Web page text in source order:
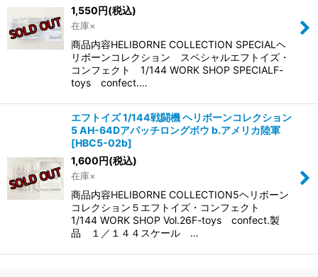
1,550円(税込)
在庫×
商品内容HELIBORNE COLLECTION SPECIALヘ
リボーンコレクション スペシャルエフトイズ・
コンフェクト 1/144 WORK SHOP SPECIALF-
toys confect.…
エフトイズ 1/144戦闘機 ヘリボーンコレクション
5 AH-64Dアパッチロングボウ b.アメリカ陸軍
[HBC5-02b]
1,600円(税込)
在庫×
商品内容HELIBORNE COLLECTION5ヘリボーン
コレクション５エフトイズ・コンフェクト
1/144 WORK SHOP Vol.26F-toys confect.製
品 １／１４４スケール …